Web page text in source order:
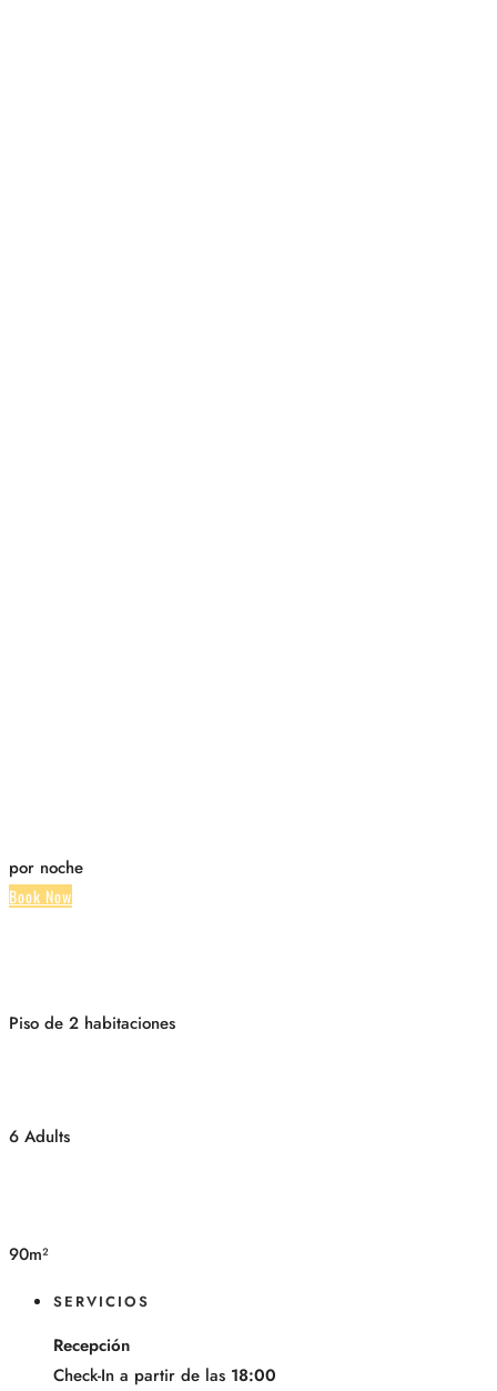
por noche
Book Now
Piso de 2 habitaciones
6 Adults
90m²
SERVICIOS
Recepción
Check-In a partir de las 18:00